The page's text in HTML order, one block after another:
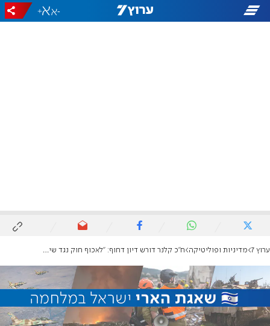
-
+
ערוץ 7 מדיניות ופוליטיקה ח"כ קלנר דורש דיון דחוף: "לאכוף חוק נגד שידורי אויב בזמן אמת"